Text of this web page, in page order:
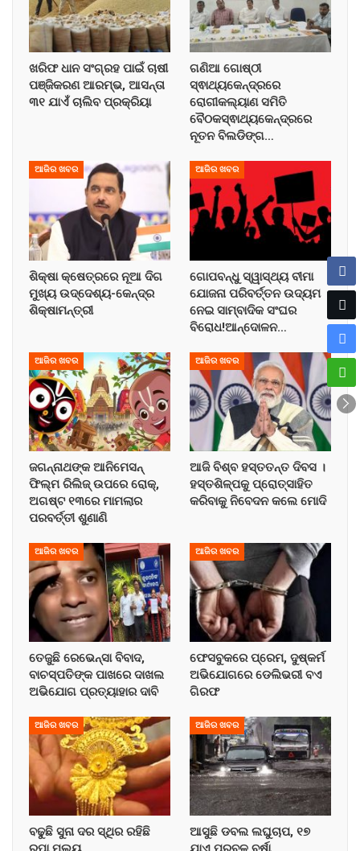
ଖରିଫ ଧାନ ସଂଗ୍ରହ ପାଇଁ ଚାଷୀ
ପଞ୍ଜିକରଣ ଆରମ୍ଭ, ଆସନ୍ତା
୩୧ ଯାଏଁ ଚାଲିବ ପ୍ରକ୍ରିୟା
ଗଣିଆ ଗୋଷ୍ଠୀ
ସ୍ଵାଥ୍ୟକେନ୍ଦ୍ରରେ
ରୋଗୀକଲ୍ୟାଣ ସମିତି
ବୈଠକସ୍ଵାଥ୍ୟକେନ୍ଦ୍ରରେ
ନୂତନ ବିଲଡିଙ୍ଗ…
ଆଜିର ଖବର
ଶିକ୍ଷା କ୍ଷେତ୍ରରେ ନୂଆ ଦିଗ
ମୁଖ୍ୟ ଉଦ୍ଦେଶ୍ୟ-କେନ୍ଦ୍ର
ଶିକ୍ଷାମନ୍ତ୍ରୀ
ଆଜିର ଖବର
ଗୋପବନ୍ଧୁ ସ୍ୱାସ୍ଥ୍ୟ ବୀମା
ଯୋଜନା ପରିବର୍ତ୍ତନ ଉଦ୍ୟମ
ନେଇ ସାମ୍ବାଦିକ ସଂଘର
ବିରୋଧ!ଆନ୍ଦୋଳନ…
ଆଜିର ଖବର
ଜଗନ୍ନାଥଙ୍କ ଆନିମେସନ୍
ଫିଲ୍ମ ରିଲିଜ୍ ଉପରେ ରୋକ୍,
ଅଗଷ୍ଟ ୧୩ରେ ମାମଲାର
ପରବର୍ତ୍ତୀ ଶୁଣାଣି
ଆଜିର ଖବର
ଆଜି ବିଶ୍ବ ହସ୍ତତନ୍ତ ଦିବସ ।
ହସ୍ତଶିଳ୍ପକୁ ପ୍ରୋତ୍ସାହିତ
କରିବାକୁ ନିବେଦନ କଲେ ମୋଦି
ଆଜିର ଖବର
ତେଜୁଛି ରେଭେନ୍ସା ବିବାଦ,
ବାଚସ୍ପତିଙ୍କ ପାଖରେ ଦାଖଲ
ଅଭିଯୋଗ ପ୍ରତ୍ୟାହାର ଦାବି
ଆଜିର ଖବର
ଫେସବୁକରେ ପ୍ରେମ, ଦୁଷ୍କର୍ମ
ଅଭିଯୋଗରେ ଡେଲିଭରୀ ବଏ
ଗିରଫ
ଆଜିର ଖବର
ବଢୁଛି ସୁନା ଦର ସ୍ଥିର ରହିଛି
ଆଜିର ଖବର
ଆସୁଛି ଡବଲ ଲଘୁଚାପ, ୧୭